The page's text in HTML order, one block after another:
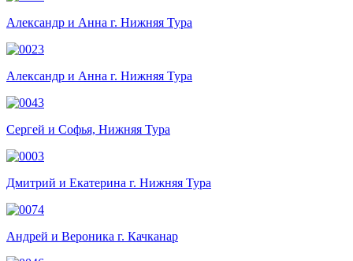
Александр и Анна г. Нижняя Тура
Александр и Анна г. Нижняя Тура
Сергей и Софья, Нижняя Тура
Дмитрий и Екатерина г. Нижняя Тура
Андрей и Вероника г. Качканар